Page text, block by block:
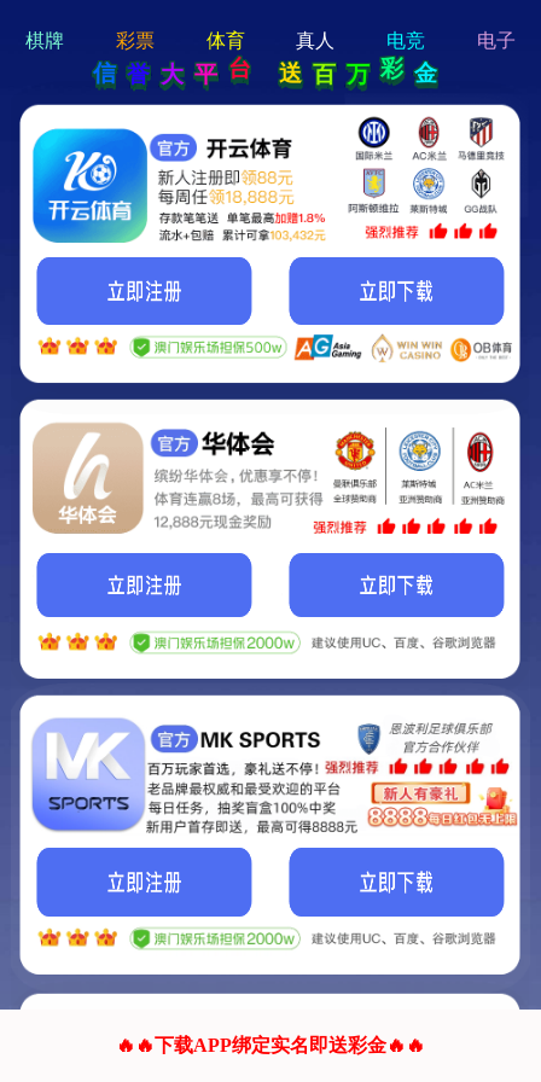
hi 💗
Hey Guys!
我们即将上线啦...
我们的网站正在建设.
它将是非常棒的网站.
联系我们!